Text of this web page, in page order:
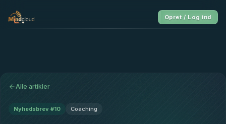
Opret / Log ind
Alle artikler
Nyhedsbrev #10 Coaching